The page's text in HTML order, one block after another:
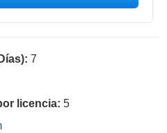
7
licencia: 5